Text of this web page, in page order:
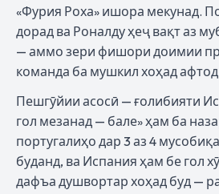
«Фурия Роха» ишора мекунад.
дорад ва Роналду ҳеҷ вақт аз
— аммо зери фишори доимии
команда ба мушкил хоҳад
Пешгӯйии асосӣ — ғолибияти
гол мезанад — бале» ҳам ба
португалиҳо дар 3 аз 4
буданд, ва Испания ҳам бе гол
дафъа душвортар хоҳад буд —